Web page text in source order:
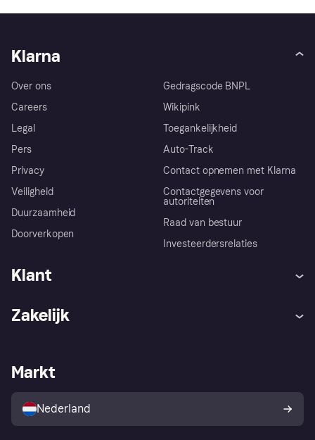
Klarna
Over ons
Careers
Legal
Pers
Privacy
Veiligheid
Duurzaamheid
Doorverkopen
Gedragscode BNPL
Wikipink
Toegankelijkheid
Auto-Track
Contact opnemen met Klarna
Contactgegevens voor
autoriteiten
Raad van bestuur
Investeerdersrelaties
Klant
Winkeloverzicht
Kopersbescherming voor
consumenten
Zakelijk
Zakelijke login
Markt
Nederland